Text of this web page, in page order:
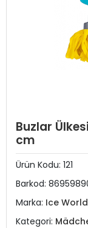
Buzlar
cm
Ürün Kodu: 121
Barkod:
Marka: Ice World
Kategori: